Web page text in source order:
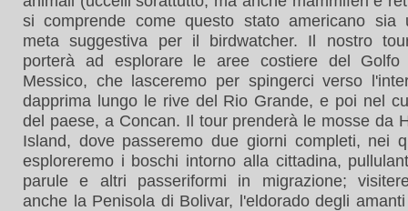
si comprende come questo stato americano sia
meta suggestiva per il birdwatcher. Il nostro
porterà ad esplorare le aree costiere del Golfo
Messico, che lasceremo per spingerci verso
dapprima lungo le rive del Rio Grande, e poi nel
del paese, a Concan. Il tour prenderà le mosse da
Island, dove passeremo due giorni completi, nei
esploreremo i boschi intorno alla cittadina,
parule e altri passeriformi in migrazione;
anche la Penisola di Bolivar, l'eldorado degli